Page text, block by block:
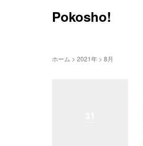
Pokosho!
ホーム > 2021年 > 8月